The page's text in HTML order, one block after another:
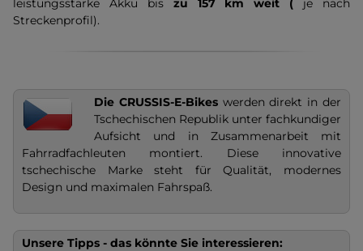
leistungsstarke Akku bis zu 157 km weit ( je nach
Streckenprofil).
Die CRUSSIS-E-Bikeswerden direkt in der
Tschechischen Republik unter fachkundiger
Aufsicht und in Zusammenarbeit mit
Fahrradfachleuten montiert. Diese innovative
tschechische Marke steht für Qualität, modernes
Design und maximalen Fahrspaß.
Unsere Tipps - das könnte Sie interessieren: